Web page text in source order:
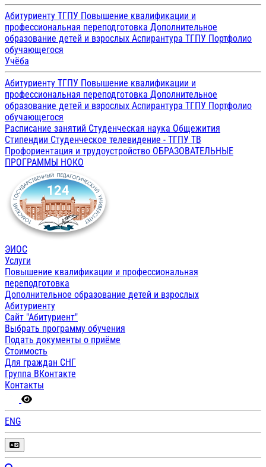
Абитуриенту ТГПУ Повышение квалификации и
профессиональная переподготовка Дополнительное
образование детей и взрослых Аспирантура ТГПУ Портфолио
обучающегося
Учёба
Абитуриенту ТГПУ Повышение квалификации и
профессиональная переподготовка Дополнительное
образование детей и взрослых Аспирантура ТГПУ Портфолио
обучающегося
Расписание занятий Студенческая наука Общежития
Стипендии Студенческое телевидение - ТГПУ ТВ
Профориентация и трудоустройство ОБРАЗОВАТЕЛЬНЫЕ
ПРОГРАММЫ НОКО
ЭИОС
Услуги
Повышение квалификации и профессиональная
переподготовка
Дополнительное образование детей и взрослых
Абитуриенту
Сайт "Абитуриент"
Выбрать программу обучения
Подать документы о приёме
Стоимость
Для граждан СНГ
Группа ВКонтакте
Контакты
ENG